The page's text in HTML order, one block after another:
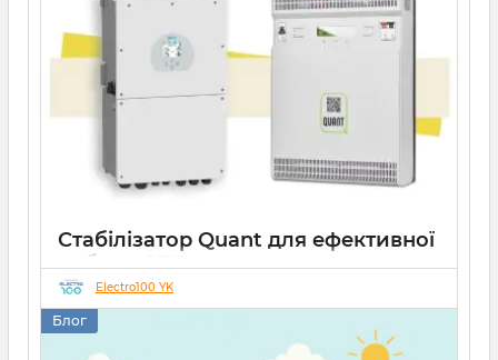
Стабілізатор Quant для ефективної
роботи СЕС
14 10 2025
Electro100 YK
Блог